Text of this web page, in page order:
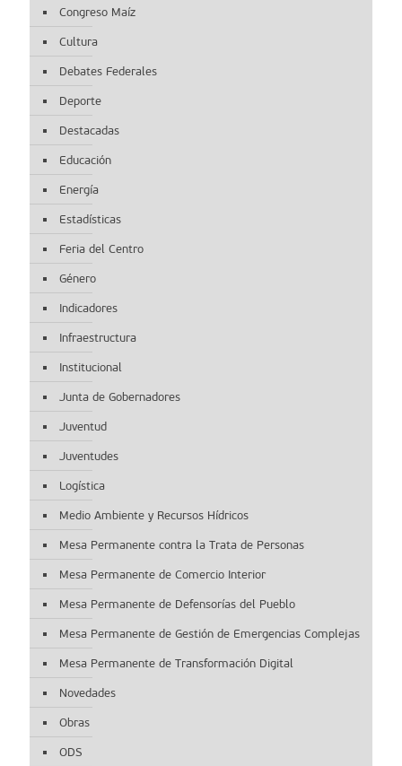
Congreso Maíz
Cultura
Debates Federales
Deporte
Destacadas
Educación
Energía
Estadísticas
Feria del Centro
Género
Indicadores
Infraestructura
Institucional
Junta de Gobernadores
Juventud
Juventudes
Logística
Medio Ambiente y Recursos Hídricos
Mesa Permanente contra la Trata de Personas
Mesa Permanente de Comercio Interior
Mesa Permanente de Defensorías del Pueblo
Mesa Permanente de Gestión de Emergencias Complejas
Mesa Permanente de Transformación Digital
Novedades
Obras
ODS